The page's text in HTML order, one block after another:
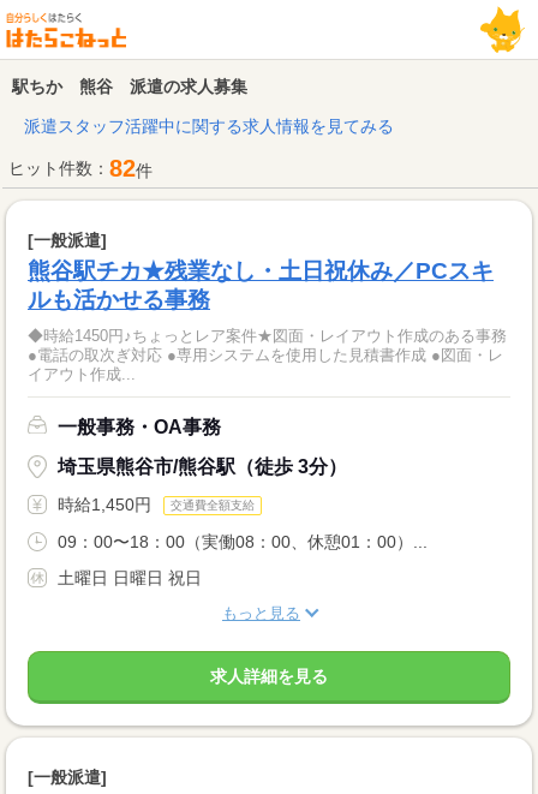
駅ちか 熊谷 派遣の求人募集
派遣スタッフ活躍中に関する求人情報を見てみる
ヒット件数： 82件
[一般派遣]
熊谷駅チカ★残業なし・土日祝休み／PCスキ
ルも活かせる事務
◆時給1450円♪ちょっとレア案件★図面・レイアウト作成のある事務
●電話の取次ぎ対応 ●専用システムを使用した見積書作成 ●図面・レ
イアウト作成...
一般事務・OA事務
埼玉県熊谷市/熊谷駅（徒歩 3分）
時給1,450円 交通費全額支給
09：00〜18：00（実働08：00、休憩01：00）...
土曜日 日曜日 祝日
もっと見る
求人詳細を見る
[一般派遣]